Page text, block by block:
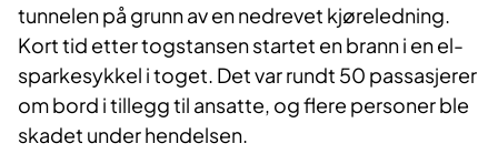
tunnelen på grunn av en nedrevet kjøreledning.
Kort tid etter togstansen startet en brann i en el-
sparkesykkel i toget. Det var rundt 50 passasjerer
om bord i tillegg til ansatte, og flere personer ble
skadet under hendelsen.